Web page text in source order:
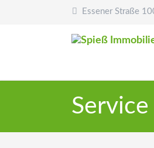
Essener Straße
Service